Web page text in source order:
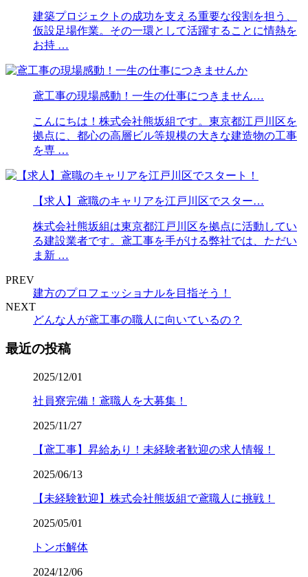
建築プロジェクトの成功を支える重要な役割を担う、
仮設足場作業。その一環として活躍することに情熱を
お持 …
鳶工事の現場感動！一生の仕事につきません…
こんにちは！株式会社熊坂組です。東京都江戸川区を
拠点に、都心の高層ビル等規模の大きな建造物の工事
を専 …
【求人】鳶職のキャリアを江戸川区でスター…
株式会社熊坂組は東京都江戸川区を拠点に活動してい
る建設業者です。鳶工事を手がける弊社では、ただい
ま新 …
PREV
建方のプロフェッショナルを目指そう！
NEXT
どんな人が鳶工事の職人に向いているの？
最近の投稿
2025/12/01
社員寮完備！鳶職人を大募集！
2025/11/27
【鳶工事】昇給あり！未経験者歓迎の求人情報！
2025/06/13
【未経験歓迎】株式会社熊坂組で鳶職人に挑戦！
2025/05/01
トンボ解体
2024/12/06